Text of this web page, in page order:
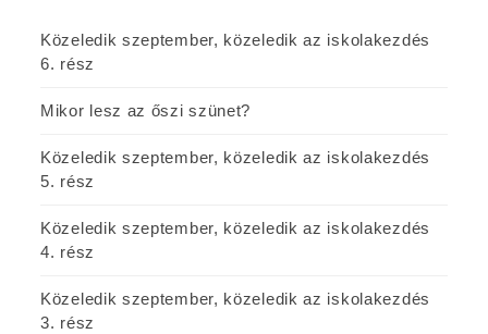
Közeledik szeptember, közeledik az iskolakezdés
6. rész
Mikor lesz az őszi szünet?
Közeledik szeptember, közeledik az iskolakezdés
5. rész
Közeledik szeptember, közeledik az iskolakezdés
4. rész
Közeledik szeptember, közeledik az iskolakezdés
3. rész